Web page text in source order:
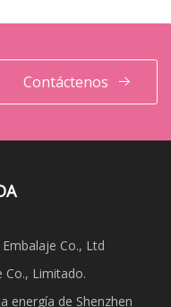
Contáctenos
Co., Ltd
Co., Limitado.
energía de Shenzhen